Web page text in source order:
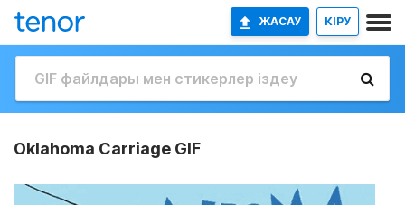
ЖАСАУ КІРУ
Oklahoma Carriage GIF